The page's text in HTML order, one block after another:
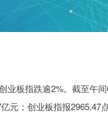
板指跌逾2%。截至午
元；创业板指报2965.47